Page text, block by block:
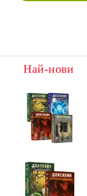
Най-нови